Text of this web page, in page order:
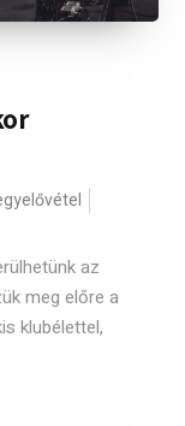
az
meg előre a
klubélettel,